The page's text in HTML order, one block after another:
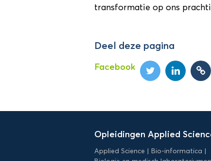
transformatie op ons
Deel deze pagina
Facebook
Opleidingen Applied
Applied Science
Bio-informatica